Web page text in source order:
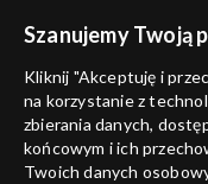
informacje o dostawcy
Szanujemy Twoją
Kliknij "Akceptuję i
na korzystanie z
zbierania danych,
końcowym i ich
Twoich danych